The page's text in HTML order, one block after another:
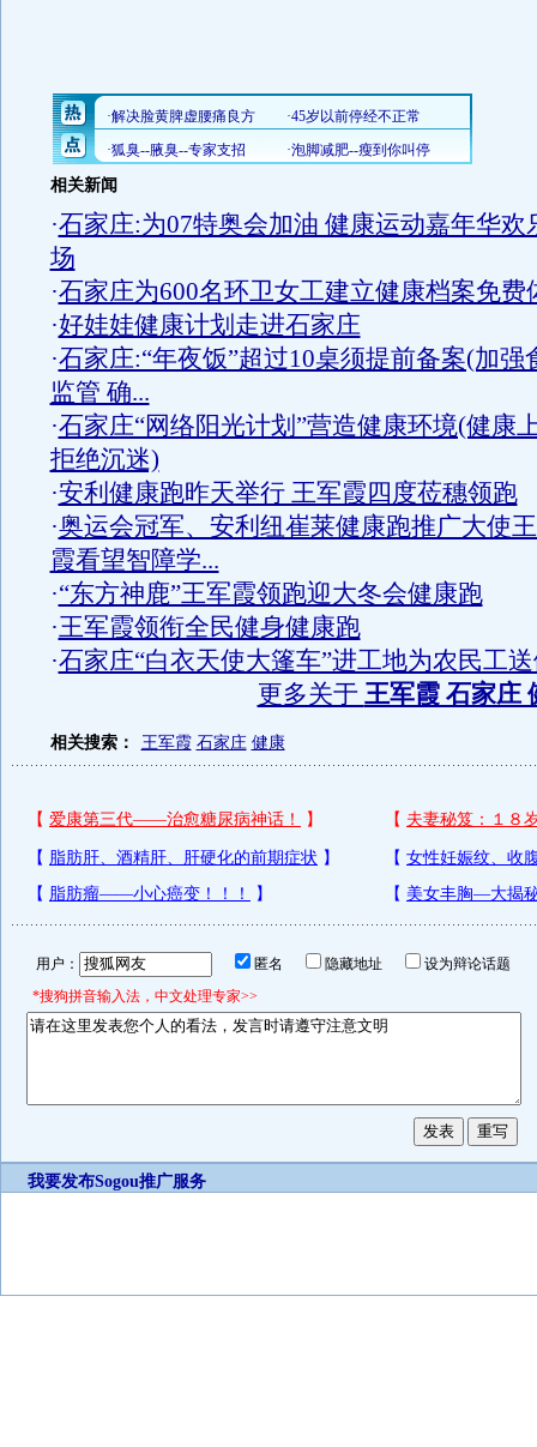
相关新闻
·石家庄:为07特奥会加油 健康运动嘉年华欢
场
·石家庄为600名环卫女工建立健康档案免费
·好娃娃健康计划走进石家庄
·石家庄:“年夜饭”超过10桌须提前备案(加强
监管 确...
·石家庄“网络阳光计划”营造健康环境(健康
拒绝沉迷)
·安利健康跑昨天举行 王军霞四度莅穗领跑
·奥运会冠军、安利纽崔莱健康跑推广大使
霞看望智障学...
·“东方神鹿”王军霞领跑迎大冬会健康跑
·王军霞领衔全民健身健康跑
·石家庄“白衣天使大篷车”进工地为农民工
更多关于 王军霞 石家庄
相关搜索： 王军霞 石家庄 健康
用户： 匿名 隐藏地址
设为辩论话题
*搜狗拼音输入法，中文处理专家>>
我要发布Sogou推广服务